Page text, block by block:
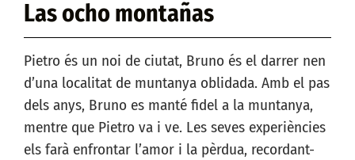
Las ocho montañas
Pietro és un noi de ciutat, Bruno és el darrer nen
d’una localitat de muntanya oblidada. Amb el pas
dels anys, Bruno es manté fidel a la muntanya,
mentre que Pietro va i ve. Les seves experiències
els farà enfrontar l’amor i la pèrdua, recordant-